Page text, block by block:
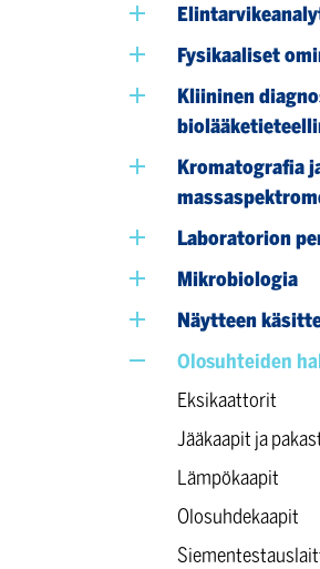
Fysikaaliset
Kliininen
Kromatografia
Laboratorion
Mikrobiologia
Näytteen
Olosuhteiden
Eksikaattorit
Jääkaapit ja
Lämpökaapit
Olosuhdekaapit